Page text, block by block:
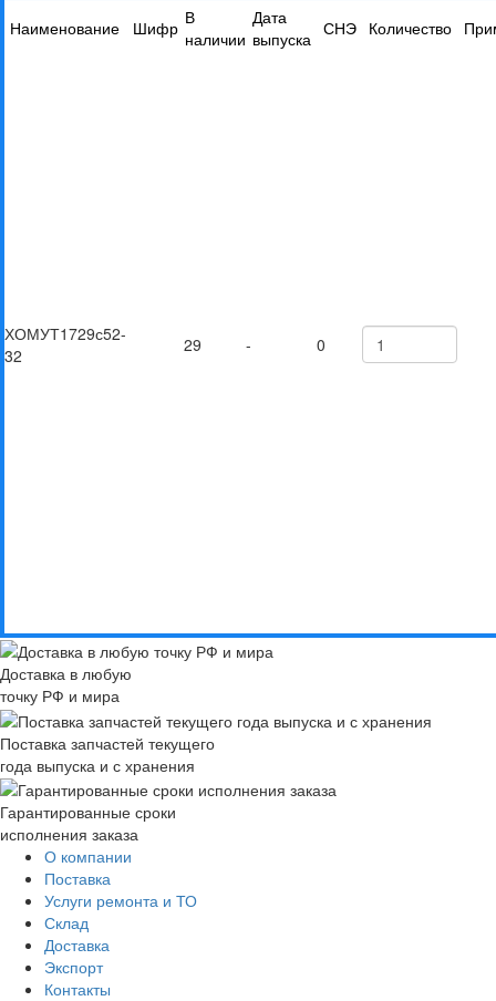
Наименование Шифр В
наличии
Дата
выпуска СНЭ Количество
ХОМУТ1729с52-
32
29 - 0
Доставка в любую
точку РФ и мира
Поставка запчастей текущего
года выпуска и с хранения
Гарантированные сроки
исполнения заказа
О компании
Поставка
Услуги ремонта и ТО
Склад
Доставка
Экспорт
Контакты